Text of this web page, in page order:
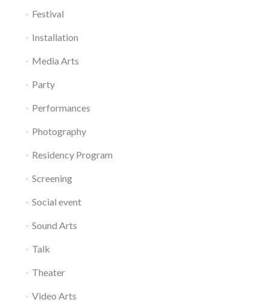
Festival
Installation
Media Arts
Party
Performances
Photography
Residency Program
Screening
Social event
Sound Arts
Talk
Theater
Video Arts